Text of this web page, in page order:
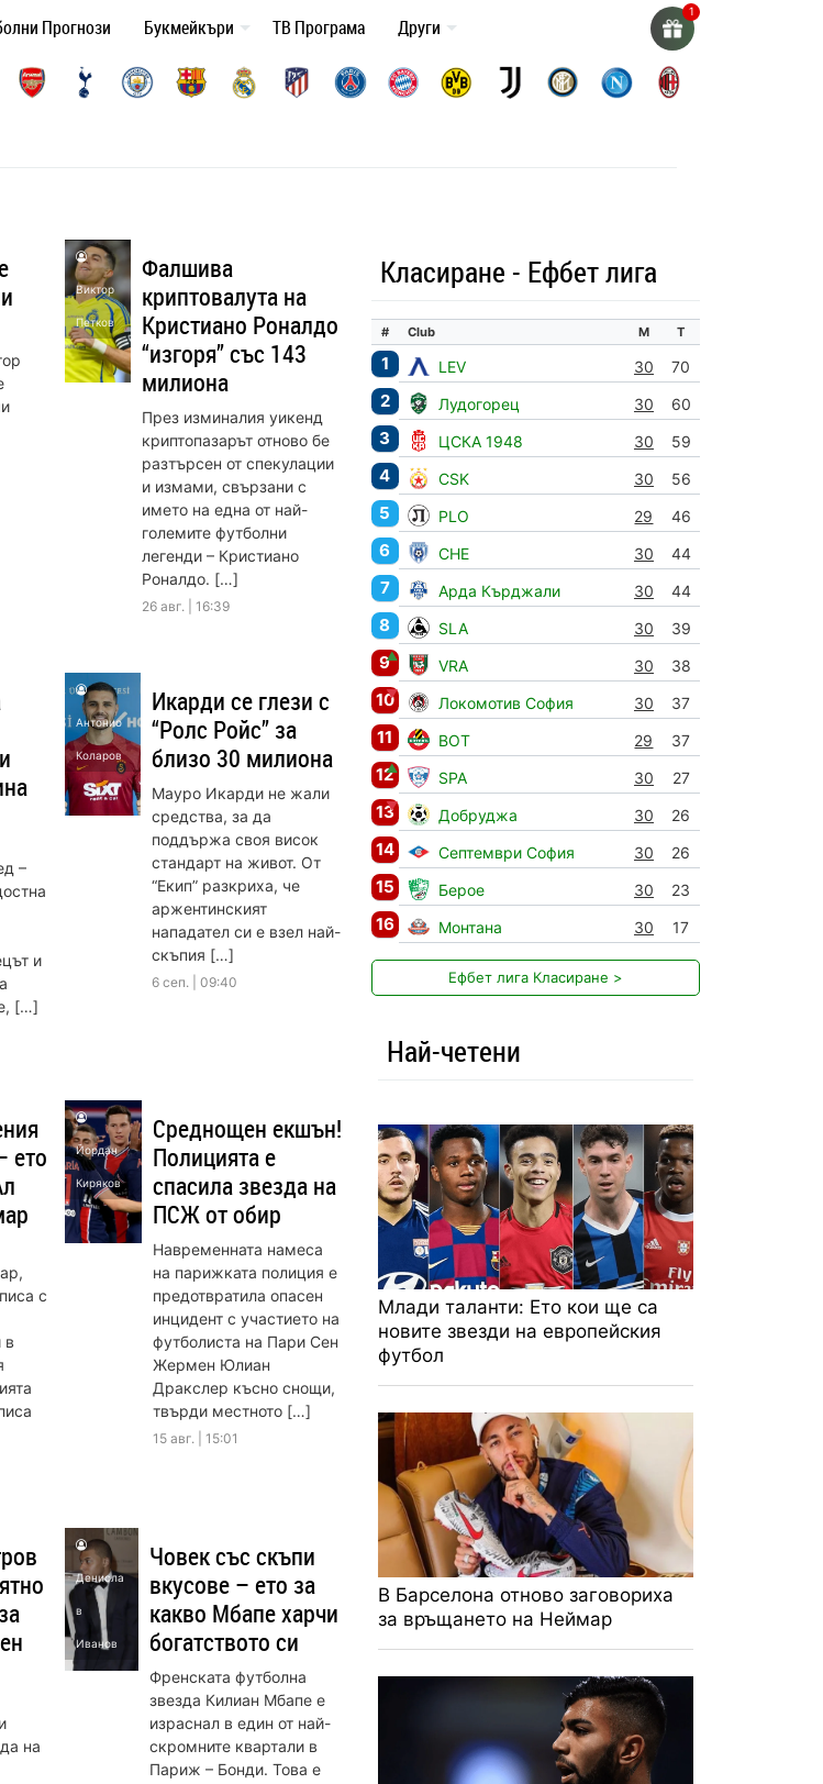
Прогнози Букмейкъри ТВ Програма Други
Виктор
Петков
Фалшива
криптовалута на
Кристиано Роналдо
“изгоря” със 143
милиона
През изминалия уикенд
криптопазарът отново бе
разтърсен от спекулации
и измами, свързани с
името на една от най-
големите футболни
легенди – Кристиано
Роналдо. […]
26 авг. | 16:39
–
и
[…]
Антонио
Коларов
Икарди се глези с
“Ролс Ройс” за
близо 30 милиона
Мауро Икарди не жали
средства, за да
поддържа своя висок
стандарт на живот. От
“Екип” разкриха, че
аржентинският
нападател си е взел най-
скъпия […]
6 сеп. | 09:40
ето
с
в
Йордан
Киряков
Среднощен екшън!
Полицията е
спасила звезда на
ПСЖ от обир
Навременната намеса
на парижката полиция е
предотвратила опасен
инцидент с участието на
футболиста на Пари Сен
Жермен Юлиан
Дракслер късно снощи,
твърди местното […]
15 авг. | 15:01
на
Денисла
в
Иванов
Човек със скъпи
вкусове – ето за
какво Мбапе харчи
богатството си
Френската футболна
звезда Килиан Мбапе е
израснал в един от най-
скромните квартали в
Париж – Бонди. Това е
Класиране - Ефбет лига
# Club М Т
1 LEV 30 70
2 Лудогорец 30 60
3 ЦСКА 1948 30 59
4 CSK 30 56
5 PLO 29 46
6 CHE 30 44
7 Арда Кърджали 30 44
8 SLA 30 39
9▲ VRA 30 38
10▼ Локомотив София 30 37
11 BOT 29 37
12▲ SPA 30 27
13▼ Добруджа 30 26
14 Септември София 30 26
15 Берое 30 23
16 Монтана 30 17
Ефбет лига Класиране >
Най-четени
Млади таланти: Ето кои ще са
новите звезди на европейския
футбол
В Барселона отново заговориха
за връщането на Неймар